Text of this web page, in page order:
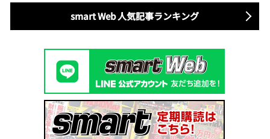
smart Web 人気記事ランキング